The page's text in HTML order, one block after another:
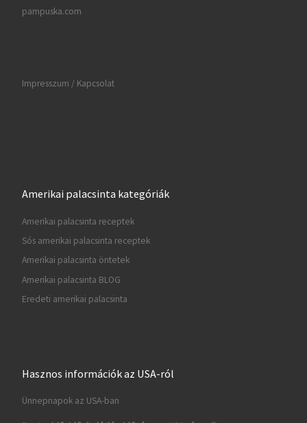
pampuska.com
Impresszum / Kapcsolat
Amerikai palacsinta kategóriák
Amerikai palacsinta receptek
Sós amerikai palacsinta receptek
Amerikai palacsinta öntetek
Amerikai palacsinta BLOG
Eredeti amerikai palacsinta
Hasznos információk az USA-ról
Ünnepnapok az USA-ban